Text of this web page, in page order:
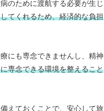
のために渡航する必要が生じ
てくれるため、経済的な負担
にも専念できませんし、精神
専念できる環境を整えること
えておくことで、安心して旅